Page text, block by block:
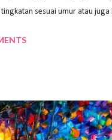
sesuai umur atau
dilihat. Peran alat dan bahan
sesuai jenisnya. Berikut
1. Kertas Gambar Kegiatan